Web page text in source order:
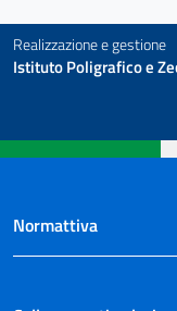
Realizzazione e gestione
Istituto Poligrafico e
Normattiva